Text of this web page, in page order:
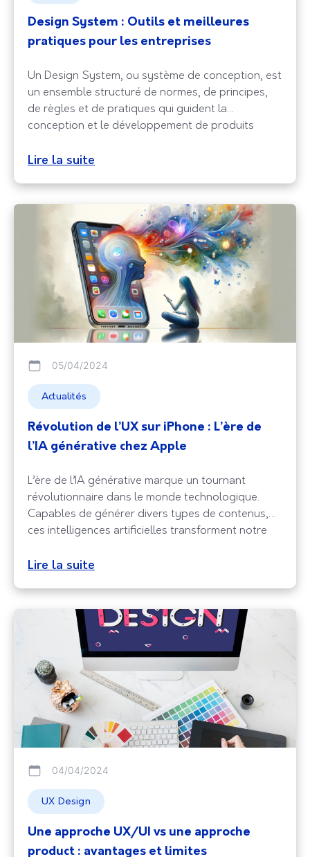
Design System : Outils et meilleures
pratiques pour les entreprises
Un Design System, ou système de conception, est
un ensemble structuré de normes, de principes,
de règles et de pratiques qui guident la
conception et le développement de produits
équipes de conception et de développement, en
des produits et en accélérant
Lire la suite
05/04/2024
Actualités
Révolution de l’UX sur iPhone : L’ère de
l’IA générative chez Apple
L’ère de l’IA générative marque un tournant
révolutionnaire dans le monde technologique.
Capables de générer divers types de contenus,
ces intelligences artificielles transforment notre
l’information. Elles offrent des possibilités
utilisateur à la création de solutions innovantes
pour les entreprises. Au cœur de cette
Lire la suite
04/04/2024
UX Design
Une approche UX/UI vs une approche
product : avantages et limites